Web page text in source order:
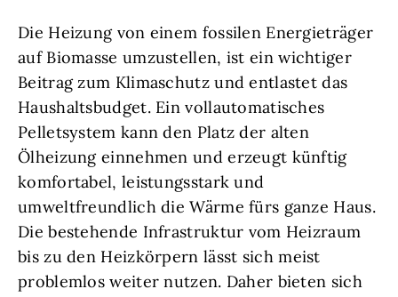
Die Heizung von einem fossilen Energieträger
auf Biomasse umzustellen, ist ein wichtiger
Beitrag zum Klimaschutz und entlastet das
Haushaltsbudget. Ein vollautomatisches
Pelletsystem kann den Platz der alten
Ölheizung einnehmen und erzeugt künftig
komfortabel, leistungsstark und
umweltfreundlich die Wärme fürs ganze Haus.
Die bestehende Infrastruktur vom Heizraum
bis zu den Heizkörpern lässt sich meist
problemlos weiter nutzen. Daher bieten sich